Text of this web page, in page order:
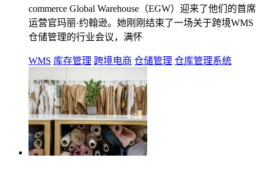
commerce Global Warehouse（EGW）迎来了他们的首席
运营官玛丽·约翰逊。她刚刚结束了一场关于跨境WMS
仓储管理的行业会议，满怀
WMS 库存管理 跨境电商 仓储管理 仓库管理系统